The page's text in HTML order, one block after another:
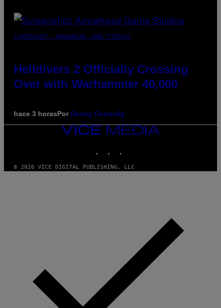
SCREENSHOT: ARROWHEAD GAME STUDIOS
Helldivers 2 Officially Crossing
Over with Warhammer 40,000
hace 3 horasPor Denny Connolly
VICE
MEDIA
© 2026 VICE DIGITAL PUBLISHING, LLC